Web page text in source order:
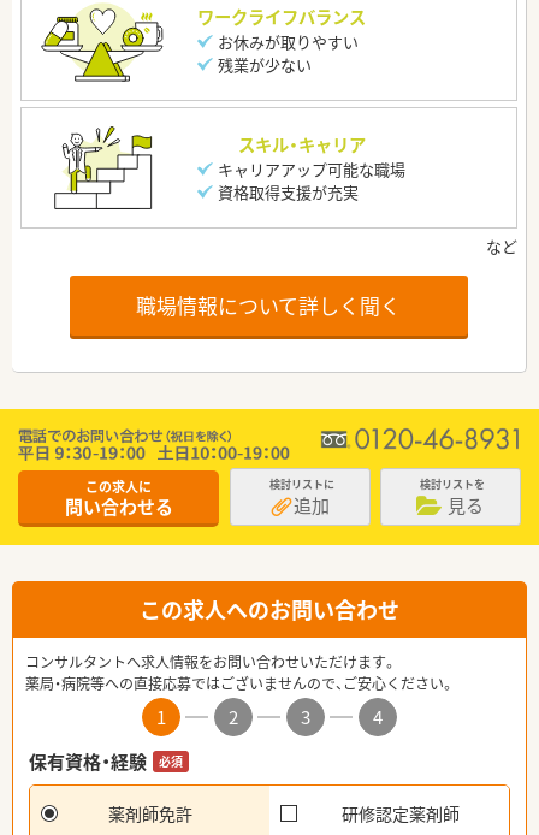
ワークライフバランス
お休みが取りやすい
残業が少ない
スキル・キャリア
キャリアアップ可能な職場
資格取得支援が充実
職場情報について詳しく聞く
この求人に
問い合わせる
検討リストに
追加
検討リストを
見る
この求人へのお問い合わせ
コンサルタントへ求人情報をお問い合わせいただけます。
薬局・病院等への直接応募ではございませんので、ご安心ください。
1 2 3
4
保有資格・経験
必須
薬剤師免許 研修認定薬剤師